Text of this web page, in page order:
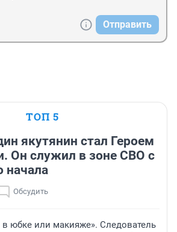
Отправить
ТОП 5
якутянин стал Героем
Он служил в зоне СВО с
начала
Обсудить
в юбке или макияже». Следователь